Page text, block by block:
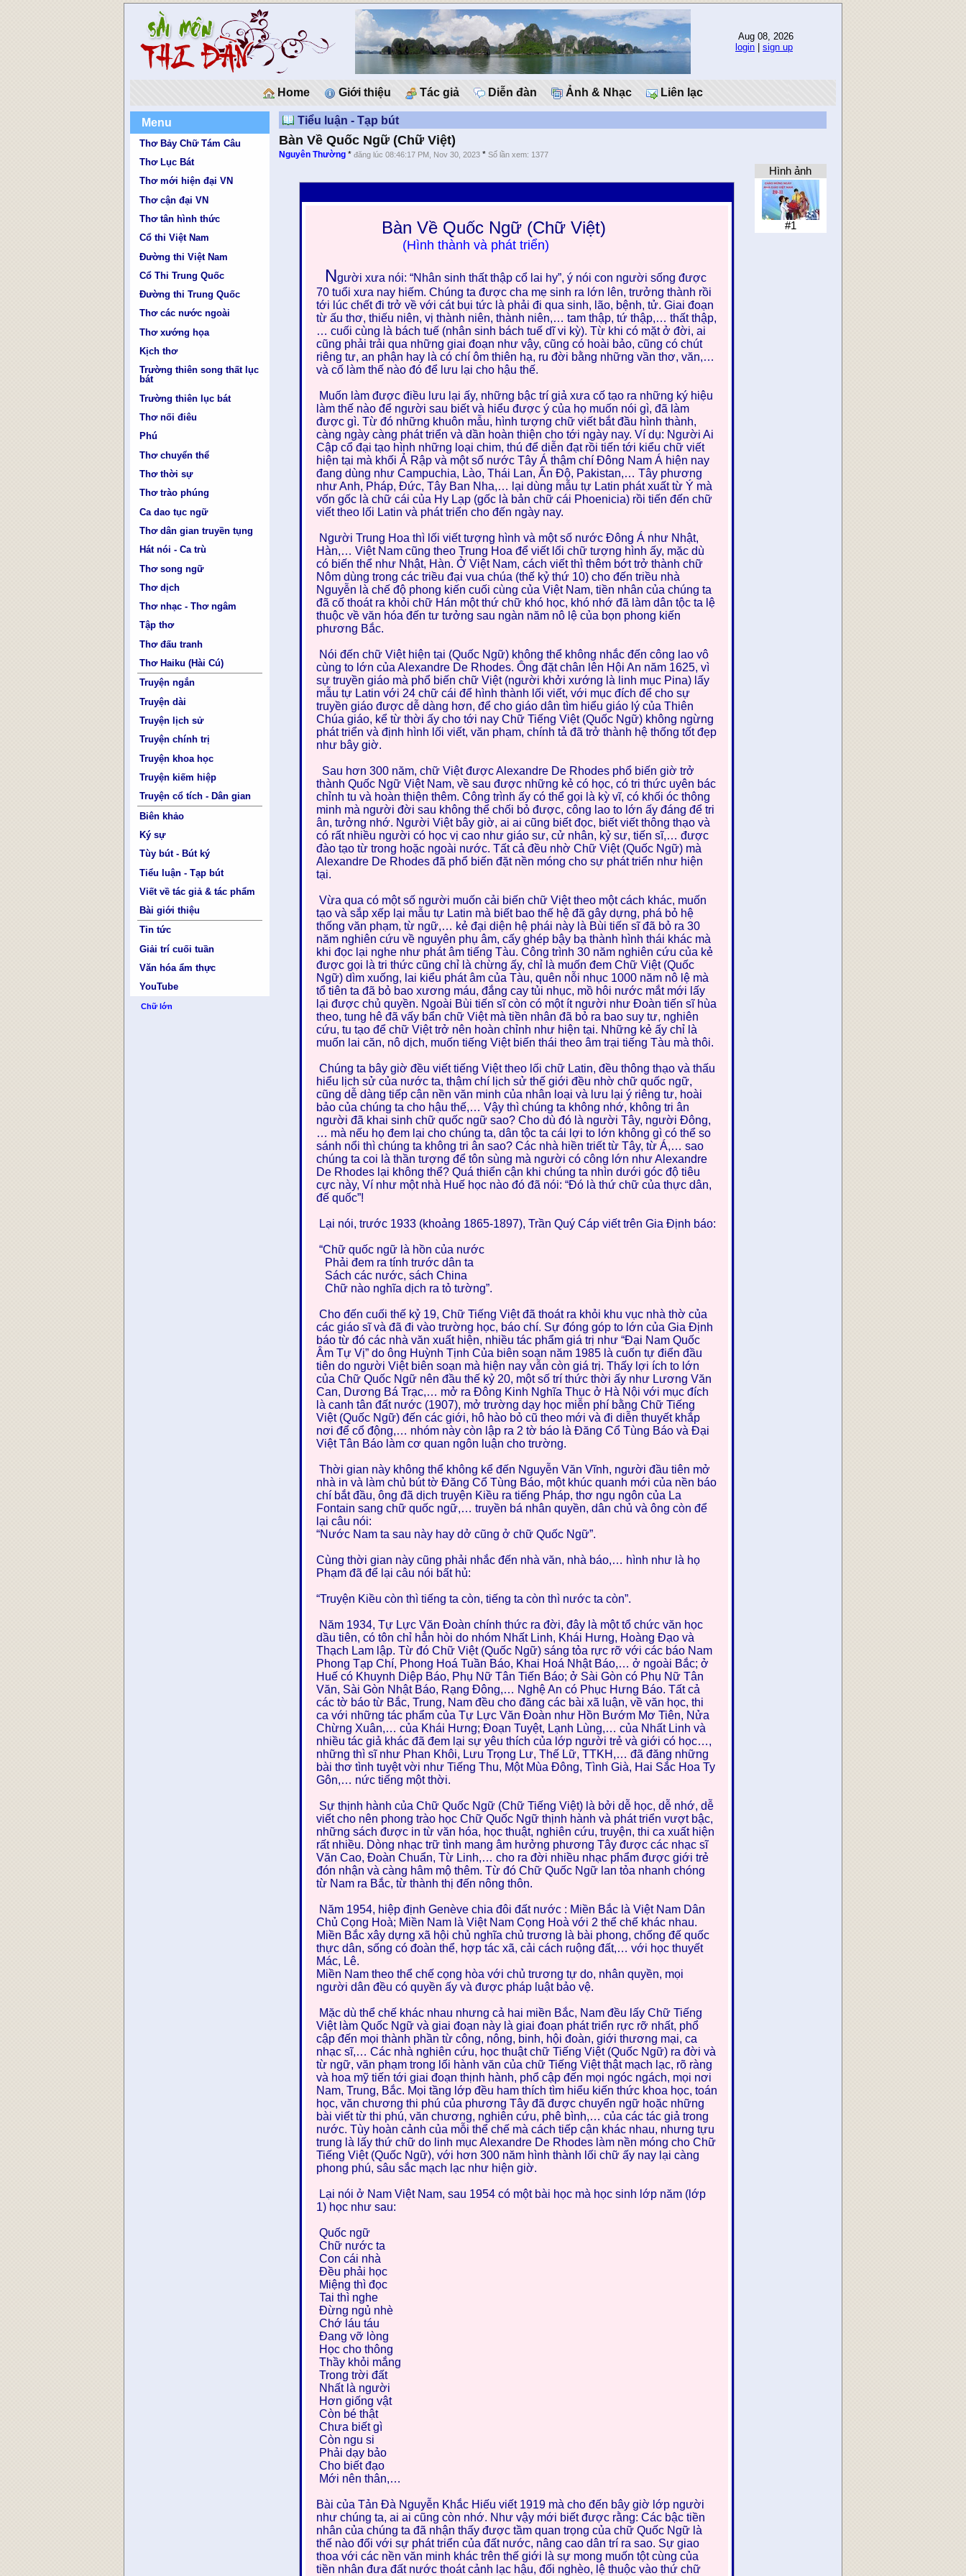
Aug 08, 2026
login
sign up
Home Giới thiệu Tác giả Diễn đàn Ảnh & Nhạc Liên lạc
Menu
Thơ Bảy Chữ Tám Câu
Thơ Lục Bát
Thơ mới hiện đại VN
Thơ cận đại VN
Thơ tân hình thức
Cổ thi Việt Nam
Đường thi Việt Nam
Cổ Thi Trung Quốc
Đường thi Trung Quốc
Thơ các nước ngoài
Thơ xướng họa
Kịch thơ
Trường thiên song thất lục
bát
Trường thiên lục bát
Thơ nối điêu
Phú
Thơ chuyển thể
Thơ thời sự
Thơ trào phúng
Ca dao tục ngữ
Thơ dân gian truyền tụng
Hát nói - Ca trù
Thơ song ngữ
Thơ dịch
Thơ nhạc - Thơ ngâm
Tập thơ
Thơ đấu tranh
Thơ Haiku (Hài Cú)
Truyện ngắn
Truyện dài
Truyện lịch sử
Truyện chính trị
Truyện khoa học
Truyện kiếm hiệp
Truyện cổ tích - Dân gian
Biên khảo
Ký sự
Tùy bút - Bút ký
Tiểu luận - Tạp bút
Viết về tác giả & tác phẩm
Bài giới thiệu
Tin tức
Giải trí cuối tuần
Văn hóa ẩm thực
YouTube
Chữ lớn
Tiểu luận - Tạp bút
Bàn Về Quốc Ngữ (Chữ Việt)
Nguyên Thường *đăng lúc 08:46:17 PM, Nov 30, 2023 *Số lần xem: 1377
Hình ảnh
#1
Bàn Về Quốc Ngữ (Chữ Việt)
(Hình thành và phát triển)
Người xưa nói: “Nhân sinh thất thập cổ lai hy”, ý nói con người sống được
70 tuổi xưa nay hiếm. Chúng ta được cha mẹ sinh ra lớn lên, trưởng thành rồi
tới lúc chết đi trở về với cát bụi tức là phải đi qua sinh, lão, bệnh, tử. Giai đoạn
từ ấu thơ, thiếu niên, vị thành niên, thành niên,… tam thập, tứ thập,… thất thập,
… cuối cùng là bách tuế (nhân sinh bách tuế dĩ vi kỳ). Từ khi có mặt ở đời, ai
cũng phải trải qua những giai đoạn như vậy, cũng có hoài bảo, cũng có chút
riêng tư, an phận hay là có chí ôm thiên hạ, ru đời bằng những vần thơ, văn,…
và cố làm thế nào đó để lưu lại cho hậu thế.
Muốn làm được điều lưu lại ấy, những bậc trí giả xưa cố tạo ra những ký hiệu
làm thế nào để người sau biết và hiểu được ý của họ muốn nói gì, đã làm
được gì. Từ đó những khuôn mẫu, hình tượng chữ viết bắt đầu hình thành,
càng ngày càng phát triển và dần hoàn thiện cho tới ngày nay. Ví dụ: Người Ai
Cập cổ đại tạo hình những loại chim, thú để diễn đạt rồi tiến tới kiểu chữ viết
hiện tại mà khối Ả Rập và một số nước Tây Á thậm chí Đông Nam Á hiện nay
đang dùng như Campuchia, Lào, Thái Lan, Ấn Độ, Pakistan,… Tây phương
như Anh, Pháp, Đức, Tây Ban Nha,… lại dùng mẫu tự Latin phát xuất từ Ý mà
vốn gốc là chữ cái của Hy Lạp (gốc là bản chữ cái Phoenicia) rồi tiến đến chữ
viết theo lối Latin và phát triển cho đến ngày nay.
Người Trung Hoa thì lối viết tượng hình và một số nước Đông Á như Nhật,
Hàn,… Việt Nam cũng theo Trung Hoa để viết lối chữ tượng hình ấy, mặc dù
có biến thể như Nhật, Hàn. Ở Việt Nam, cách viết thì thêm bớt trở thành chữ
Nôm dùng trong các triều đại vua chúa (thế kỷ thứ 10) cho đến triều nhà
Nguyễn là chế độ phong kiến cuối cùng của Việt Nam, tiền nhân của chúng ta
đã cố thoát ra khỏi chữ Hán một thứ chữ khó học, khó nhớ đã làm dân tộc ta lệ
thuộc về văn hóa đến tư tưởng sau ngàn năm nô lệ của bọn phong kiến
phương Bắc.
Nói đến chữ Việt hiện tại (Quốc Ngữ) không thể không nhắc đến công lao vô
cùng to lớn của Alexandre De Rhodes. Ông đặt chân lên Hội An năm 1625, vì
sự truyền giáo mà phổ biến chữ Việt (người khởi xướng là linh mục Pina) lấy
mẫu tự Latin với 24 chữ cái để hình thành lối viết, với mục đích để cho sự
truyền giáo được dễ dàng hơn, để cho giáo dân tìm hiểu giáo lý của Thiên
Chúa giáo, kể từ thời ấy cho tới nay Chữ Tiếng Việt (Quốc Ngữ) không ngừng
phát triển và định hình lối viết, văn phạm, chính tả đã trở thành hệ thống tốt đẹp
như bây giờ.
Sau hơn 300 năm, chữ Việt được Alexandre De Rhodes phổ biến giờ trở
thành Quốc Ngữ Việt Nam, về sau được những kẻ có học, có tri thức uyên bác
chỉnh tu và hoàn thiện thêm. Công trình ấy có thể gọi là kỳ vĩ, có khối óc thông
minh mà người đời sau không thể chối bỏ được, công lao to lớn ấy đáng để tri
ân, tưởng nhớ. Người Việt bây giờ, ai ai cũng biết đọc, biết viết thông thạo và
có rất nhiều người có học vị cao như giáo sư, cử nhân, kỷ sư, tiến sĩ,… được
đào tạo từ trong hoặc ngoài nước. Tất cả đều nhờ Chữ Việt (Quốc Ngữ) mà
Alexandre De Rhodes đã phổ biến đặt nền móng cho sự phát triển như hiện
tại.
Vừa qua có một số người muốn cải biến chữ Việt theo một cách khác, muốn
tạo và sắp xếp lại mẫu tự Latin mà biết bao thế hệ đã gây dựng, phá bỏ hệ
thống văn phạm, từ ngữ,… kẻ đại diện hệ phái này là Bùi tiến sĩ đã bỏ ra 30
năm nghiên cứu về nguyên phụ âm, cấy ghép bậy bạ thành hình thái khác mà
khi đọc lại nghe như phát âm tiếng Tàu. Công trình 30 năm nghiên cứu của kẻ
được gọi là tri thức cũng chỉ là chừng ấy, chỉ là muốn đem Chữ Việt (Quốc
Ngữ) dìm xuống, lai kiểu phát âm của Tàu, quên nỗi nhục 1000 năm nô lệ mà
tổ tiên ta đã bỏ bao xương máu, đắng cay tủi nhục, mồ hôi nước mắt mới lấy
lại được chủ quyền. Ngoài Bùi tiến sĩ còn có một ít người như Đoàn tiến sĩ hùa
theo, tung hê đã vấy bẩn chữ Việt mà tiền nhân đã bỏ ra bao suy tư, nghiên
cứu, tu tạo để chữ Việt trở nên hoàn chỉnh như hiện tại. Những kẻ ấy chỉ là
muốn lai căn, nô dịch, muốn tiếng Việt biến thái theo âm trại tiếng Tàu mà thôi.
Chúng ta bây giờ đều viết tiếng Việt theo lối chữ Latin, đều thông thạo và thấu
hiểu lịch sử của nước ta, thậm chí lịch sử thế giới đều nhờ chữ quốc ngữ,
cũng dễ dàng tiếp cận nền văn minh của nhân loại và lưu lại ý riêng tư, hoài
bảo của chúng ta cho hậu thế,… Vậy thì chúng ta không nhớ, không tri ân
người đã khai sinh chữ quốc ngữ sao? Cho dù đó là người Tây, người Đông,
… mà nếu họ đem lại cho chúng ta, dân tộc ta cái lợi to lớn không gì có thể so
sánh nổi thì chúng ta không tri ân sao? Các nhà hiền triết từ Tây, từ Á,… sao
chúng ta coi là thần tượng để tôn sùng mà người có công lớn như Alexandre
De Rhodes lại không thể? Quá thiển cận khi chúng ta nhìn dưới góc độ tiêu
cực này, Ví như một nhà Huế học nào đó đã nói: “Đó là thứ chữ của thực dân,
đế quốc”!
Lại nói, trước 1933 (khoảng 1865-1897), Trần Quý Cáp viết trên Gia Định báo:
“Chữ quốc ngữ là hồn của nước
Phải đem ra tính trước dân ta
Sách các nước, sách China
Chữ nào nghĩa dịch ra tỏ tường”.
Cho đến cuối thế kỷ 19, Chữ Tiếng Việt đã thoát ra khỏi khu vục nhà thờ của
các giáo sĩ và đã đi vào trường học, báo chí. Sự đóng góp to lớn của Gia Định
báo từ đó các nhà văn xuất hiện, nhiều tác phẩm giá trị như “Đại Nam Quốc
Âm Tự Vị” do ông Huỳnh Tịnh Của biên soạn năm 1985 là cuốn tự điển đầu
tiên do người Việt biên soạn mà hiện nay vẫn còn giá trị. Thấy lợi ích to lớn
của Chữ Quốc Ngữ nên đầu thế kỷ 20, một số trí thức thời ấy như Lương Văn
Can, Dương Bá Trạc,… mở ra Đông Kinh Nghĩa Thục ở Hà Nội với mục đích
là canh tân đất nước (1907), mở trường dạy học miễn phí bằng Chữ Tiếng
Việt (Quốc Ngữ) đến các giới, hô hào bỏ cũ theo mới và đi diễn thuyết khắp
nơi để cổ động,… nhóm này còn lập ra 2 tờ báo là Đăng Cổ Tùng Báo và Đại
Việt Tân Báo làm cơ quan ngôn luận cho trường.
Thời gian này không thể không kể đến Nguyễn Văn Vĩnh, người đầu tiên mở
nhà in và làm chủ bút tờ Đăng Cổ Tùng Báo, một khúc quanh mới của nền báo
chí bắt đầu, ông đã dịch truyện Kiều ra tiếng Pháp, thơ ngụ ngôn của La
Fontain sang chữ quốc ngữ,… truyền bá nhân quyền, dân chủ và ông còn để
lại câu nói:
“Nước Nam ta sau này hay dở cũng ở chữ Quốc Ngữ”.
Cùng thời gian này cũng phải nhắc đến nhà văn, nhà báo,… hình như là họ
Phạm đã để lại câu nói bất hủ:
“Truyện Kiều còn thì tiếng ta còn, tiếng ta còn thì nước ta còn”.
Năm 1934, Tự Lực Văn Đoàn chính thức ra đời, đây là một tổ chức văn học
dầu tiên, có tôn chỉ hẳn hòi do nhóm Nhất Linh, Khái Hưng, Hoàng Đạo và
Thạch Lam lập. Từ đó Chữ Việt (Quốc Ngữ) sáng tỏa rực rỡ với các báo Nam
Phong Tạp Chí, Phong Hoá Tuần Báo, Khai Hoá Nhật Báo,… ở ngoài Bắc; ở
Huế có Khuynh Diệp Báo, Phụ Nữ Tân Tiến Báo; ở Sài Gòn có Phụ Nữ Tân
Văn, Sài Gòn Nhật Báo, Rạng Đông,… Nghệ An có Phục Hưng Báo. Tất cả
các tờ báo từ Bắc, Trung, Nam đều cho đăng các bài xã luận, về văn học, thi
ca với những tác phẩm của Tự Lực Văn Đoàn như Hồn Bướm Mơ Tiên, Nửa
Chừng Xuân,… của Khái Hưng; Đoạn Tuyệt, Lạnh Lùng,… của Nhất Linh và
nhiều tác giả khác đã đem lại sự yêu thích của lớp người trẻ và giới có học…,
những thì sĩ như Phan Khôi, Lưu Trọng Lư, Thế Lữ, TTKH,… đã đăng những
bài thơ tình tuyệt vời như Tiếng Thu, Một Mùa Đông, Tình Già, Hai Sắc Hoa Ty
Gôn,… nức tiếng một thời.
Sự thịnh hành của Chữ Quốc Ngữ (Chữ Tiếng Việt) là bởi dễ học, dễ nhớ, dễ
viết cho nên phong trào học Chữ Quốc Ngữ thịnh hành và phát triển vượt bậc,
những sách được in từ văn hóa, học thuật, nghiên cứu, truyện, thi ca xuất hiện
rất nhiều. Dòng nhạc trữ tình mang âm hưởng phương Tây được các nhạc sĩ
Văn Cao, Đoàn Chuẩn, Từ Linh,… cho ra đời nhiều nhạc phẩm được giới trẻ
đón nhận và càng hâm mộ thêm. Từ đó Chữ Quốc Ngữ lan tỏa nhanh chóng
từ Nam ra Bắc, từ thành thị đến nông thôn.
Năm 1954, hiệp định Genève chia đôi đất nước : Miền Bắc là Việt Nam Dân
Chủ Cọng Hoà; Miền Nam là Việt Nam Cọng Hoà với 2 thể chế khác nhau.
Miền Bắc xây dựng xã hội chủ nghĩa chủ trương là bài phong, chống đế quốc
thực dân, sống có đoàn thể, hợp tác xã, cải cách ruộng đất,… với học thuyết
Mác, Lê.
Miền Nam theo thể chế cọng hòa với chủ trương tự do, nhân quyền, mọi
người dân đều có quyền ấy và được pháp luật bảo vệ.
Mặc dù thể chế khác nhau nhưng cả hai miền Bắc, Nam đều lấy Chữ Tiếng
Việt làm Quốc Ngữ và giai đoạn này là giai đoạn phát triển rực rỡ nhất, phổ
cập đến mọi thành phần từ công, nông, binh, hội đoàn, giới thương mại, ca
nhạc sĩ,… Các nhà nghiên cứu, học thuật chữ Tiếng Việt (Quốc Ngữ) ra đời và
từ ngữ, văn phạm trong lối hành văn của chữ Tiếng Việt thật mạch lạc, rõ ràng
và hoa mỹ tiến tới giai đoạn thịnh hành, phổ cập đến mọi ngóc ngách, mọi nơi
Nam, Trung, Bắc. Mọi tầng lớp đều ham thích tìm hiểu kiến thức khoa học, toán
học, văn chương thi phú của phương Tây đã được chuyển ngữ hoặc những
bài viết từ thi phú, văn chương, nghiên cứu, phê bình,… của các tác giả trong
nước. Tùy hoàn cảnh của mỗi thể chế mà cách tiếp cận khác nhau, nhưng tựu
trung là lấy thứ chữ do linh mục Alexandre De Rhodes làm nền móng cho Chữ
Tiếng Việt (Quốc Ngữ), với hơn 300 năm hình thành lối chữ ấy nay lại càng
phong phú, sâu sắc mạch lạc như hiện giờ.
Lại nói ở Nam Việt Nam, sau 1954 có một bài học mà học sinh lớp năm (lớp
1) học như sau:
Quốc ngữ
Chữ nước ta
Con cái nhà
Đều phải học
Miệng thì đọc
Tai thì nghe
Đừng ngủ nhè
Chớ láu táu
Đang vỡ lòng
Học cho thông
Thầy khỏi mắng
Trong trời đất
Nhất là người
Hơn giống vật
Còn bé thật
Chưa biết gì
Còn ngu si
Phải dạy bảo
Cho biết đạo
Mới nên thân,…
Bài của Tản Đà Nguyễn Khắc Hiếu viết 1919 mà cho đến bây giờ lớp người
như chúng ta, ai ai cũng còn nhớ. Như vậy mới biết được rằng: Các bậc tiền
nhân của chúng ta đã nhận thấy được tầm quan trọng của chữ Quốc Ngữ là
thế nào đối với sự phát triển của đất nước, nâng cao dân trí ra sao. Sự giao
thoa với các nền văn minh khác trên thế giới là sự mong muốn tột cùng của
tiền nhân đưa đất nước thoát cảnh lạc hậu, đối nghèo, lệ thuộc vào thứ chữ